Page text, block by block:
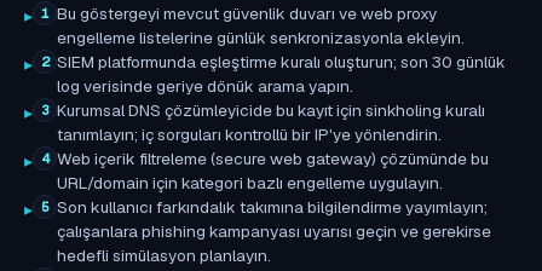
1 Bu göstergeyi mevcut güvenlik duvarı ve web proxy
engelleme listelerine günlük senkronizasyonla ekleyin.
2 SIEM platformunda eşleştirme kuralı oluşturun; son 30 günlük
log verisinde geriye dönük arama yapın.
3 Kurumsal DNS çözümleyicide bu kayıt için sinkholing kuralı
tanımlayın; iç sorguları kontrollü bir IP'ye yönlendirin.
4 Web içerik filtreleme (secure web gateway) çözümünde bu
URL/domain için kategori bazlı engelleme uygulayın.
5 Son kullanıcı farkındalık takımına bilgilendirme yayımlayın;
çalışanlara phishing kampanyası uyarısı geçin ve gerekirse
hedefli simülasyon planlayın.